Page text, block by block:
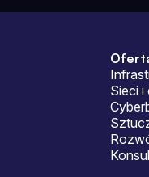
Sieci i